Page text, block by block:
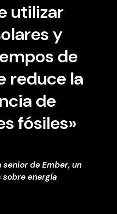
utilizar
y
de
reduce la
de
fósiles»
de Ember, un
energía